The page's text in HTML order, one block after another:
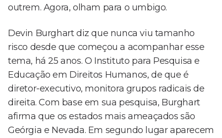
outrem. Agora, olham para o umbigo.
Devin Burghart diz que nunca viu tamanho
risco desde que começou a acompanhar esse
tema, há 25 anos. O Instituto para Pesquisa e
Educação em Direitos Humanos, de que é
diretor-executivo, monitora grupos radicais de
direita. Com base em sua pesquisa, Burghart
afirma que os estados mais ameaçados são
Geórgia e Nevada. Em segundo lugar aparecem